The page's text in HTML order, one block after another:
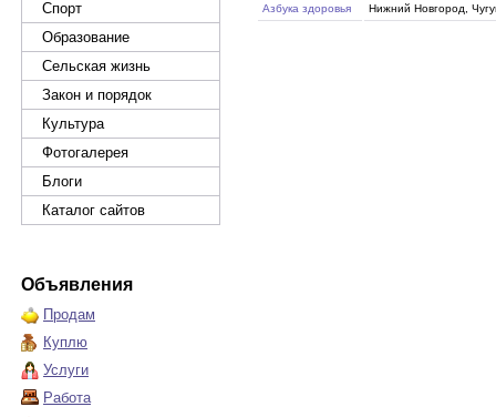
Спорт
Образование
Сельская жизнь
Закон и порядок
Культура
Фотогалерея
Блоги
Каталог сайтов
Объявления
Продам
Куплю
Услуги
Работа
Азбука здоровья Нижний Новгород,